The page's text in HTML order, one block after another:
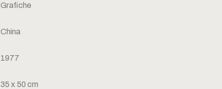
Grafiche
China
1977
35 x 50 cm